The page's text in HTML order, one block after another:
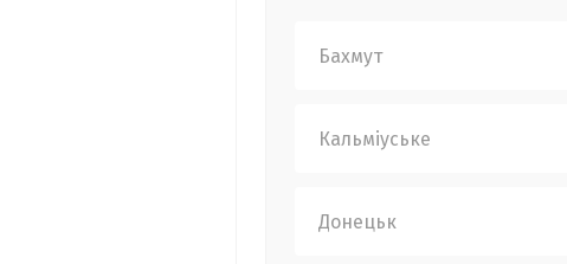
Бахмут
Кальміуське
Донецьк